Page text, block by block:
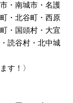
・南城市・名護
・北谷町・西原
・国頭村・大宜
読谷村・北中城
す！〉